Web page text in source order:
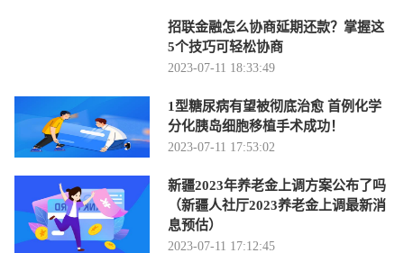
招联金融怎么协商延期还款？掌握这
5个技巧可轻松协商
2023-07-11 18:33:49
1型糖尿病有望被彻底治愈 首例化学
分化胰岛细胞移植手术成功！
2023-07-11 17:53:02
新疆2023年养老金上调方案公布了吗
（新疆人社厅2023养老金上调最新消
息预估）
2023-07-11 17:12:45